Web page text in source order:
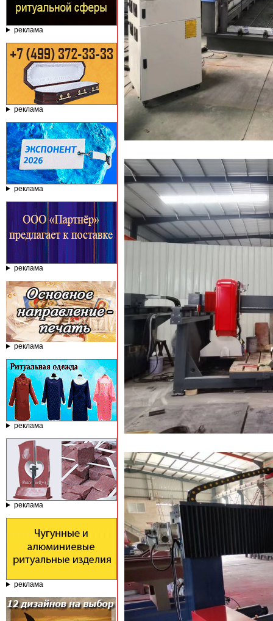
реклама
реклама
реклама
реклама
реклама
реклама
реклама
реклама